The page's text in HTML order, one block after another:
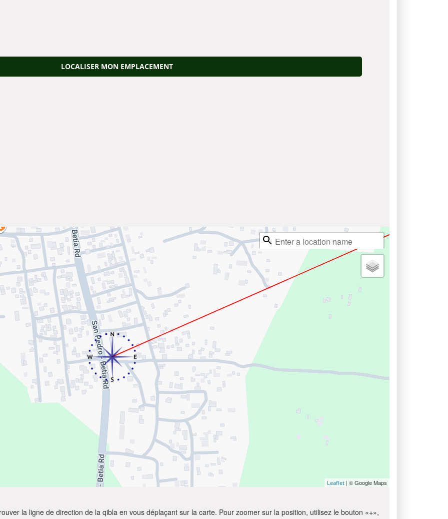
LOCALISER MON EMPLACEMENT
Leaflet | © Google Maps
la ligne de direction de la qibla en vous déplaçant sur la carte. Pour zoomer sur la position, utilisez le bouton «+»,